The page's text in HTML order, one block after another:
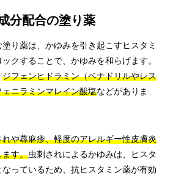
分配合の塗り薬
り薬は、かゆみを引き起こすヒスタミ
クすることで、かゆみを和らげます。
ジフェンヒドラミン（ベナドリルやレス
ニラミンマレイン酸塩などがありま
れや蕁麻疹、軽度のアレルギー性皮膚炎
ます。虫刺されによるかゆみは、ヒスタ
っているため、抗ヒスタミン薬が有効